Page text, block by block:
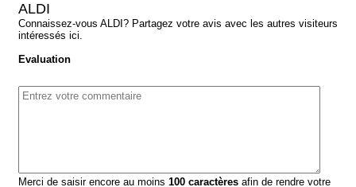
ALDI
Connaissez-vous ALDI? Partagez votre avis avec les autres visiteurs
intéressés ici.
Evaluation
Merci de saisir encore au moins100 caractères afin de rendre votre